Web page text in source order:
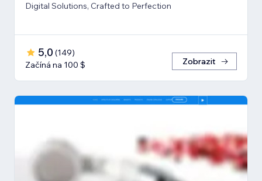
Digital Solutions, Crafted to Perfection
5,0 (149)
Začíná na 100 $
Zobrazit